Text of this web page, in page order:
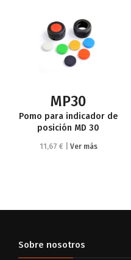
MP30
Pomo para indicador de
posición MD 30
11,67 € | Ver más
Sobre nosotros